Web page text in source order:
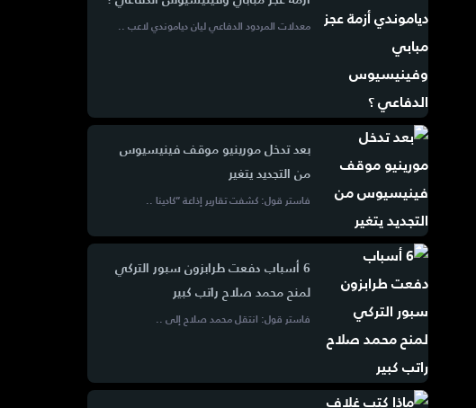
معدلات المردود الدفاعي ليان دياموندي لاعب ..
بعد تدخل مورينيو موقف فينيسيوس
من التجديد يتغير
فاستر قول: كشفت تقارير إذاعة “كادينا ..
6 أسباب دفعت طرابزون سبور التركي
لمنح محمد صلاح راتب كبير
فاستر قول: انتقل محمد صلاح إلى ..